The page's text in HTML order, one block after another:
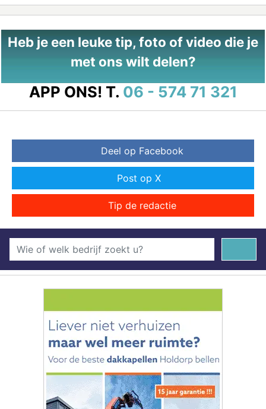
Heb je een leuke tip, foto of video die je
met ons wilt delen?
APP ONS! T. 06 - 574 71 321
Deel op Facebook
Post op X
Tip de redactie